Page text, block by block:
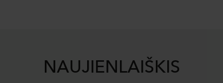
NAUJIENLAIŠKIS